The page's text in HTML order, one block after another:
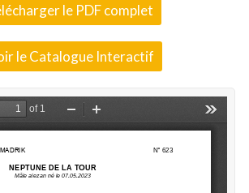
le PDF complet
le Catalogue Interactif